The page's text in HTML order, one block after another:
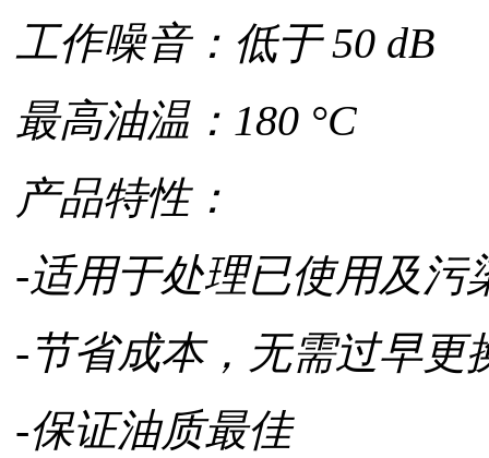
工作噪音：低于 50 dB
最高油温：180 °C
产品特性：
-适用于处理已使用及污
-节省成本，无需过早更
-保证油质最佳